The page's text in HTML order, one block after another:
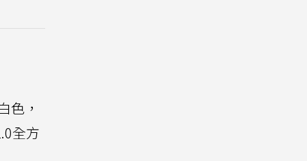
色，
全方